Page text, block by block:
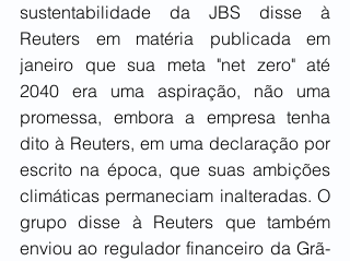
sustentabilidade da JBS disse à
Reuters em matéria publicada em
janeiro que sua meta "net zero" até
2040 era uma aspiração, não uma
promessa, embora a empresa tenha
dito à Reuters, em uma declaração por
escrito na época, que suas ambições
climáticas permaneciam inalteradas. O
grupo disse à Reuters que também
enviou ao regulador financeiro da Grã-